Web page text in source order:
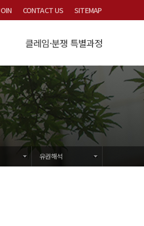
CONTACT US SITEMAP
건설클레임 교육/훈련학술
개발부담금 하수도세금감면
법률/시행령/시행규칙 유권해석
교육/세미나/용역문의 자유게시판
클레임·분쟁 특별과정
입학안내 강의교재 공지사항
유권해석